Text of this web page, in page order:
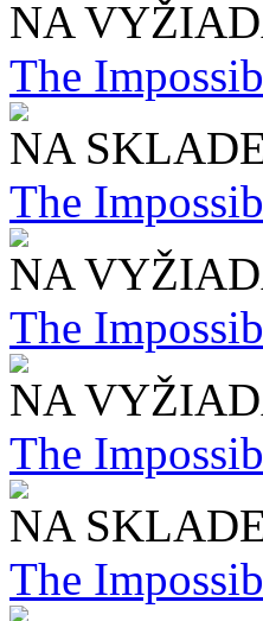
NA
The
NA
The
NA
The
NA
The
NA
The